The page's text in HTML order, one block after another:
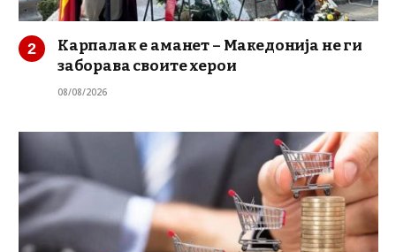
Карпалак е аманет – Македонија не ги
заборава своите херои
08/08/2026